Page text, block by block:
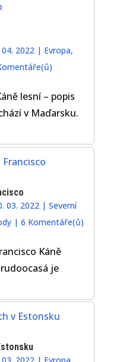
04. 2022 | Evropa,
lesní – popis
v Maďarsku.
03. 2022 |Severní
|6 Komentáře(ů)
Káně
je